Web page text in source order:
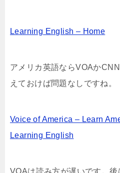
Learning English – Home
アメリカ英語ならVOAか
えておけば問題なしですね。
Voice of America – Learn
Learning English
VOAは読み方が遅いです。後